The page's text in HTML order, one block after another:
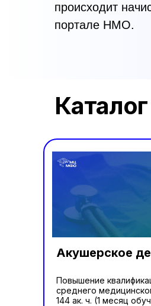
происходит
портале НМО.
Акушерское
Повышение
среднего
144 ак. ч. (1 месяц